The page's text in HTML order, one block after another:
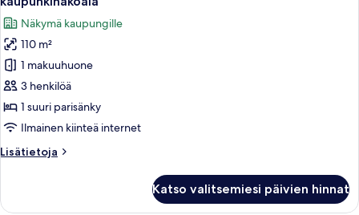
King
Bed,
Lake
View)
huonetyypin
Executive-
huone,
suuri
parisänky,
tupakointi
kaupunkinäköala
Näkymä kaupungille
110 m²
1 makuuhuone
3 henkilöä
1 suuri parisänky
Ilmainen kiinteä internet
Lisätietoja
Lisätietoja
1
Katso valitsemiesi päivien hinnat